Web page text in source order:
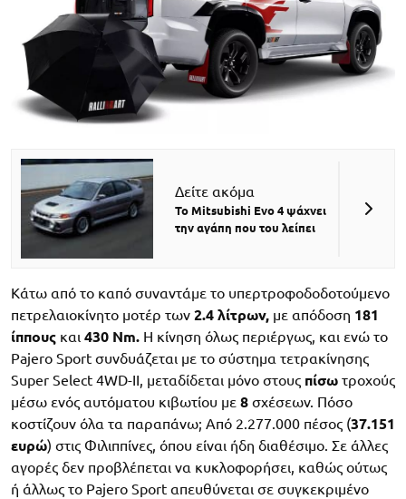
Δείτε ακόμα
Το Mitsubishi Evo 4 ψάχνει
την αγάπη που του λείπει
Κάτω από το καπό συναντάμε το υπερτροφοδοδοτούμενο
πετρελαιοκίνητο μοτέρ των 2.4 λίτρων, με απόδοση 181
ίππους και 430 Nm. Η κίνηση όλως περιέργως, και ενώ το
Pajero Sport συνδυάζεται με το σύστημα τετρακίνησης
Super Select 4WD-II, μεταδίδεται μόνο στους πίσω τροχούς
μέσω ενός αυτόματου κιβωτίου με 8 σχέσεων. Πόσο
κοστίζουν όλα τα παραπάνω; Από 2.277.000 πέσος (37.151
ευρώ) στις Φιλιππίνες, όπου είναι ήδη διαθέσιμο. Σε άλλες
αγορές δεν προβλέπεται να κυκλοφορήσει, καθώς ούτως
ή άλλως το Pajero Sport απευθύνεται σε συγκεκριμένο